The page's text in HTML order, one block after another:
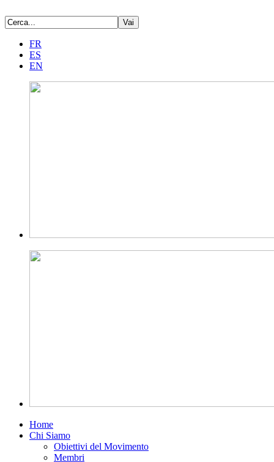
FR
ES
EN
Home
Chi Siamo
Obiettivi del Movimento
Membri